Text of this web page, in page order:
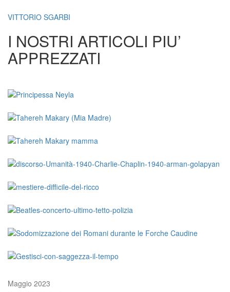
VITTORIO SGARBI
I NOSTRI ARTICOLI PIU’
APPREZZATI
Maggio 2023